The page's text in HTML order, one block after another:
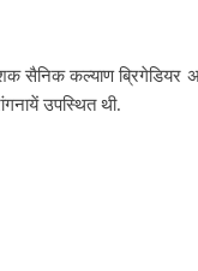
कल्याण ब्रिगेडियर
उपस्थित थी.